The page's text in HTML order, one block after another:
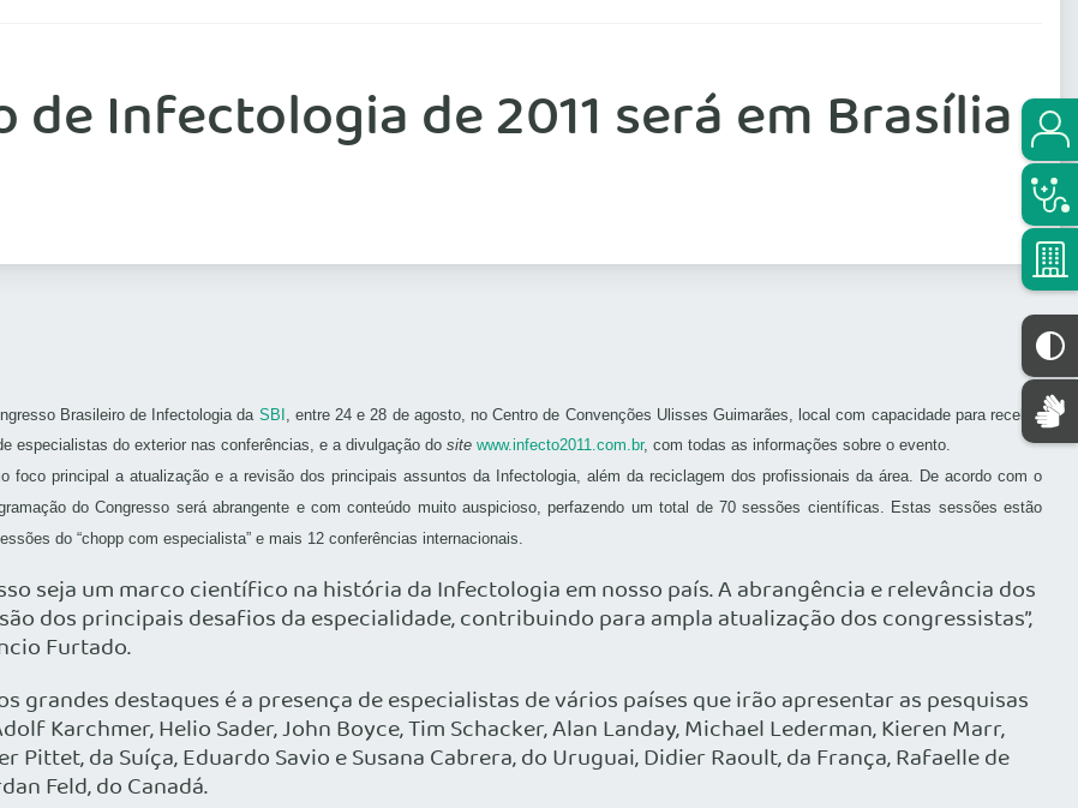
Infectologia de 2011 será em Brasília
Brasileiro de Infectologia da SBI , entre 24 e 28 de agosto, no Centro de Convenções Ulisses Guimarães, local com capacidade para receber
especialistas do exterior nas conferências, e a divulgação do site www.infecto2011.com.br, com todas as informações sobre o evento.
foco principal a atualização e a revisão dos principais assuntos da Infectologia, além da reciclagem dos profissionais da área. De acordo com o
do Congresso será abrangente e com conteúdo muito auspicioso, perfazendo um total de 70 sessões científicas. Estas sessões estão
do “chopp com especialista” e mais 12 conferências internacionais.
seja um marco científico na história da Infectologia em nosso país. A abrangência e relevância dos
dos principais desafios da especialidade, contribuindo para ampla atualização dos congressistas”,
Furtado.
grandes destaques é a presença de especialistas de vários países que irão apresentar as pesquisas
Karchmer, Helio Sader, John Boyce, Tim Schacker, Alan Landay, Michael Lederman, Kieren Marr,
da Suíça, Eduardo Savio e Susana Cabrera, do Uruguai, Didier Raoult, da França, Rafaelle de
Feld, do Canadá.